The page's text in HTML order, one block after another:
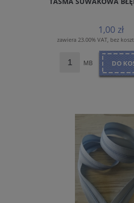
1,00 zł
zawiera 23.00% VAT, bez
MB DO